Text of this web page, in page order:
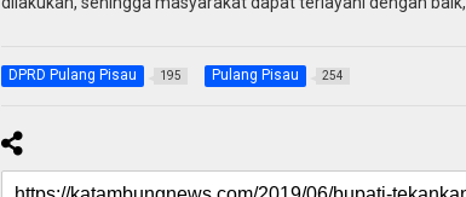
DPRD Pulang Pisau 195 Pulang Pisau 254